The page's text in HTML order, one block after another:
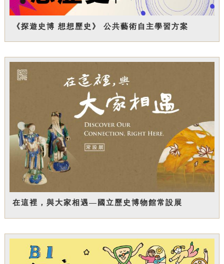
《探遊史博 想想歷史》 公共藝術自主學習方案
在這裡，與大家相遇—國立歷史博物館常設展